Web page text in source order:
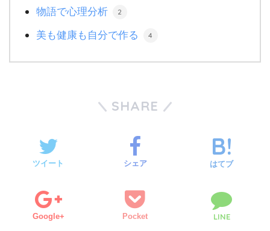
物語で心理分析 2
美も健康も自分で作る 4
SHARE
ツイート シェア はてブ
Google+ Pocket LINE